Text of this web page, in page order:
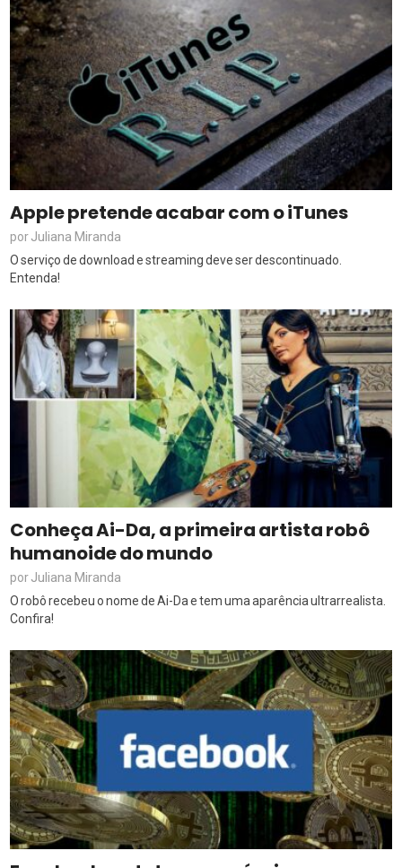
Apple pretende acabar com o iTunes
porJuliana Miranda
O serviço de download e streaming deve ser descontinuado.
Entenda!
Conheça Ai-Da, a primeira artista robô
humanoide do mundo
porJuliana Miranda
O robô recebeu o nome de Ai-Da e tem uma aparência ultrarrealista.
Confira!